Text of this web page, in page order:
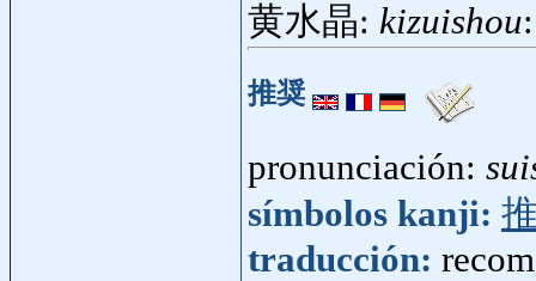
黄水晶: kizuishou
推奨
pronunciación:
símbolos kanji:
traducción: